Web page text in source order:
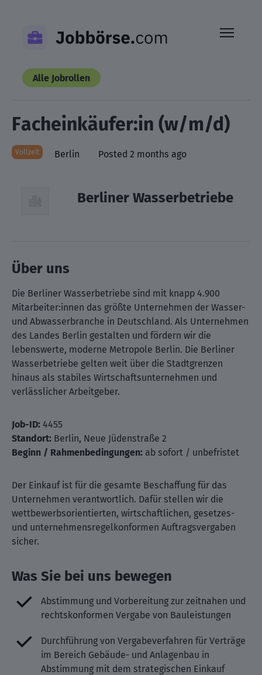
content
Alle Jobrollen
Facheinkäufer:in (w/m/d)
Vollzeit Berlin Posted 2 months ago
Berliner Wasserbetriebe
Über uns
Die Berliner Wasserbetriebe sind mit knapp 4.900
Mitarbeiter:innen das größte Unternehmen der Wasser-
und Abwasserbranche in Deutschland. Als Unternehmen
des Landes Berlin gestalten und fördern wir die
lebenswerte, moderne Metropole Berlin. Die Berliner
Wasserbetriebe gelten weit über die Stadtgrenzen
hinaus als stabiles Wirtschaftsunternehmen und
verlässlicher Arbeitgeber.
Job-ID: 4455
Standort: Berlin, Neue Jüdenstraße 2
Beginn / Rahmenbedingungen: ab sofort / unbefristet
Der Einkauf ist für die gesamte Beschaffung für das
Unternehmen verantwortlich. Dafür stellen wir die
wettbewerbsorientierten, wirtschaftlichen, gesetzes-
und unternehmensregelkonformen Auftragsvergaben
sicher.
Was Sie bei uns bewegen
Abstimmung und Vorbereitung zur zeitnahen und
rechtskonformen Vergabe von Bauleistungen
Durchführung von Vergabeverfahren für Verträge
im Bereich Gebäude- und Anlagenbau in
Abstimmung mit dem strategischen Einkauf